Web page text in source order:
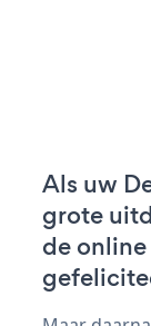
Als uw
grote
de